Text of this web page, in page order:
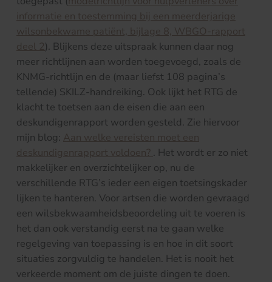
informatie en toestemming bij een meerderjarige
wilsonbekwame patiënt, bijlage 8, WBGO-rapport
deel 2). Blijkens deze uitspraak kunnen daar nog
meer richtlijnen aan worden toegevoegd, zoals de
KNMG-richtlijn en de (maar liefst 108 pagina’s
tellende) SKILZ-handreiking. Ook lijkt het RTG de
klacht te toetsen aan de eisen die aan een
deskundigenrapport worden gesteld. Zie hiervoor
mijn blog: Aan welke vereisten moet een
deskundigenrapport voldoen? . Het wordt er zo niet
makkelijker en overzichtelijker op, nu de
verschillende RTG’s ieder een eigen toetsingskader
lijken te hanteren. Voor artsen die worden gevraagd
een wilsbekwaamheidsbeoordeling uit te voeren is
het dan ook verstandig eerst na te gaan welke
regelgeving van toepassing is en hoe in dit soort
situaties zorgvuldig te handelen. Het is nooit het
verkeerde moment om de juiste dingen te doen.